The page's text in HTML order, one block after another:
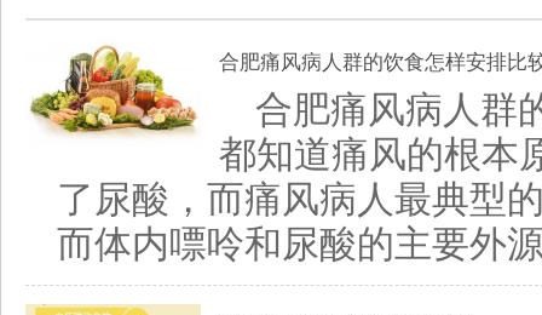
合肥痛风病人群的饮食怎样安排比
合肥痛风病人群
都知道痛风的根本
了尿酸，而痛风病人最典型
而体内嘌呤和尿酸的主要外